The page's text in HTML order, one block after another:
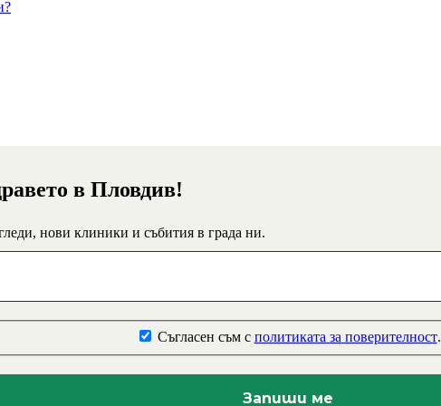
в Пловдив!
нови клиники и събития в града ни.
Съгласен съм с политиката за поверителност.